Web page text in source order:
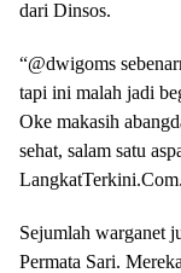
dari Dinsos.
“@dwigoms
tapi ini malah jadi
Oke makasih
sehat, salam satu
LangkatTerkini.Com.
Sejumlah warganet
Permata Sari.